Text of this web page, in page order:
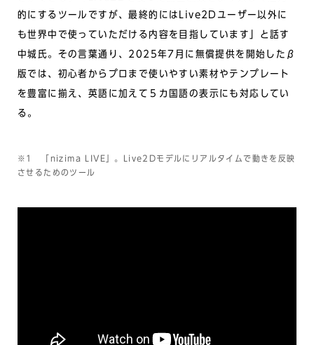
的にするツールですが、最終的にはLive2Dユーザー以外に
も世界中で使っていただける内容を目指しています」と話す
中城氏。その言葉通り、2025年7月に無償提供を開始したβ
版では、初心者からプロまで使いやすい素材やテンプレート
を豊富に揃え、英語に加えて５カ国語の表示にも対応してい
る。
※1 「nizima LIVE」。Live2Dモデルにリアルタイムで動きを反映
させるためのツール